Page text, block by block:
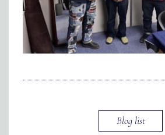
代表メッセージ
Blog list